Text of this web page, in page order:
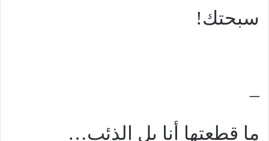
سبحتك!
–
ما قطعتها أنا بل الذئب…